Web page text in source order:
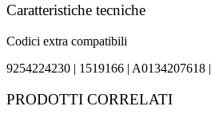
Caratteristiche tecniche
Codici extra compatibili
9254224230 | 1519166 | A0134207618 |
PRODOTTI CORRELATI